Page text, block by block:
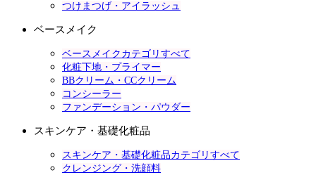
つけまつげ・アイラッシュ
ベースメイク
ベースメイクカテゴリすべて
化粧下地・プライマー
BBクリーム・CCクリーム
コンシーラー
ファンデーション・パウダー
スキンケア・基礎化粧品
スキンケア・基礎化粧品カテゴリすべて
クレンジング・洗顔料